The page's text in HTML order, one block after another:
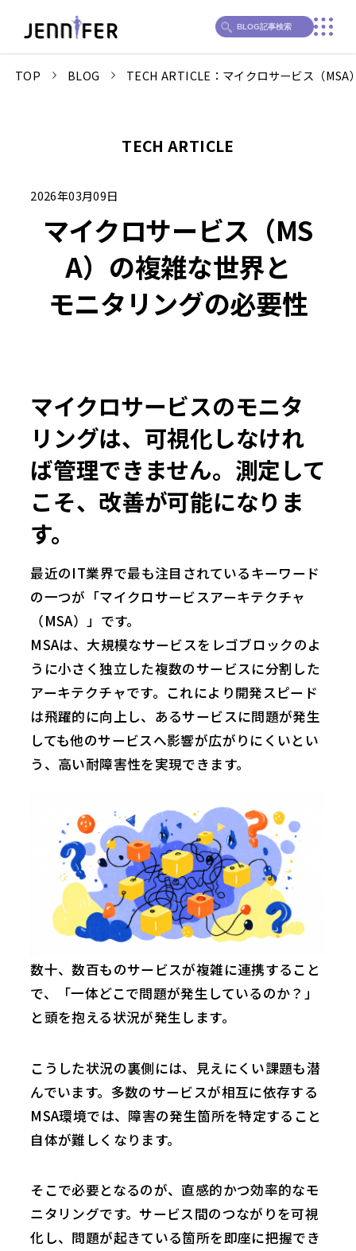
TOP BLOG TECH ARTICLE：マイクロサービス（MSA
TECH ARTICLE
2026年03月09日
マイクロサービス（MS
A）の複雑な世界と
モニタリングの必要性
マイクロサービスのモニタ
リングは、可視化しなけれ
ば管理できません。測定して
こそ、改善が可能になりま
す。
最近のIT業界で最も注目されているキーワード
の一つが「マイクロサービスアーキテクチャ
（MSA）」です。
MSAは、大規模なサービスをレゴブロックのよ
うに小さく独立した複数のサービスに分割した
アーキテクチャです。これにより開発スピード
は飛躍的に向上し、あるサービスに問題が発生
しても他のサービスへ影響が広がりにくいとい
う、高い耐障害性を実現できます。
数十、数百ものサービスが複雑に連携すること
で、「一体どこで問題が発生しているのか？」
と頭を抱える状況が発生します。
こうした状況の裏側には、見えにくい課題も潜
んでいます。多数のサービスが相互に依存する
MSA環境では、障害の発生箇所を特定すること
自体が難しくなります。
そこで必要となるのが、直感的かつ効率的なモ
ニタリングです。サービス間のつながりを可視
化し、問題が起きている箇所を即座に把握でき